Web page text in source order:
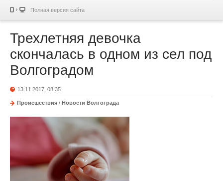
Полная версия сайта
Трехлетняя девочка
скончалась в одном из сел под
Волгоградом
13.11.2017, 08:35
Происшествия / Новости Волгограда